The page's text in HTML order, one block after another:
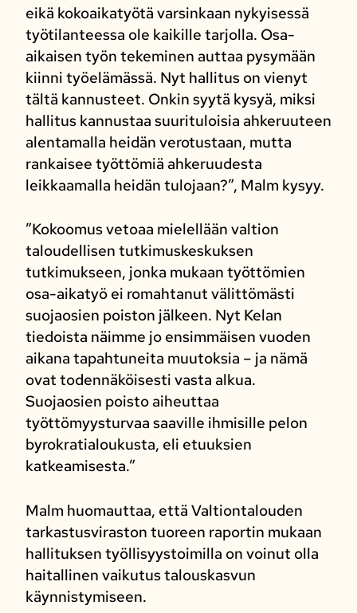
eikä kokoaikatyötä varsinkaan nykyisessä
työtilanteessa ole kaikille tarjolla. Osa-
aikaisen työn tekeminen auttaa pysymään
kiinni työelämässä. Nyt hallitus on vienyt
tältä kannusteet. Onkin syytä kysyä, miksi
hallitus kannustaa suurituloisia ahkeruuteen
alentamalla heidän verotustaan, mutta
rankaisee työttömiä ahkeruudesta
leikkaamalla heidän tulojaan?”, Malm kysyy.
”Kokoomus vetoaa mielellään valtion
taloudellisen tutkimuskeskuksen
tutkimukseen, jonka mukaan työttömien
osa-aikatyö ei romahtanut välittömästi
suojaosien poiston jälkeen. Nyt Kelan
tiedoista näimme jo ensimmäisen vuoden
aikana tapahtuneita muutoksia – ja nämä
ovat todennäköisesti vasta alkua.
Suojaosien poisto aiheuttaa
työttömyysturvaa saaville ihmisille pelon
byrokratialoukusta, eli etuuksien
katkeamisesta.”
Malm huomauttaa, että Valtiontalouden
tarkastusviraston tuoreen raportin mukaan
hallituksen työllisyystoimilla on voinut olla
haitallinen vaikutus talouskasvun
käynnistymiseen.